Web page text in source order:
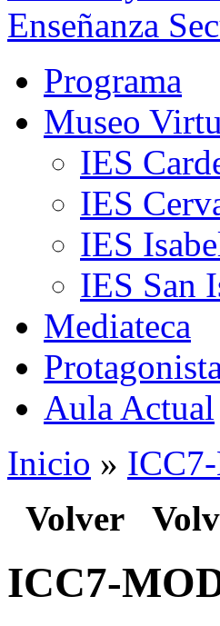
Enseñanza
Programa
Museo
IES
IES
IES
IES San
Mediateca
Aula Actual
Inicio »
Volver
ICC7-